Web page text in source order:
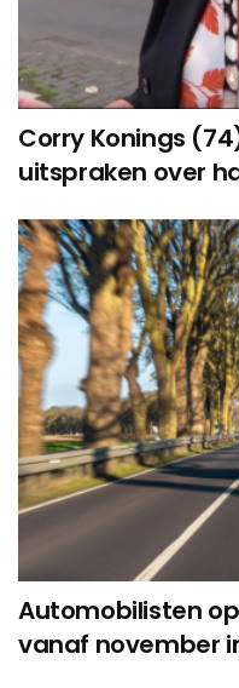
Corry Konings
uitspraken over
Automobilisten
vanaf november